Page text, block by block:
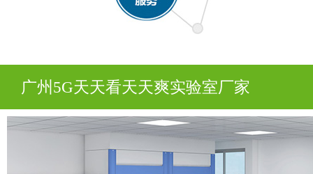
广州5G天天看天天爽实验室厂家